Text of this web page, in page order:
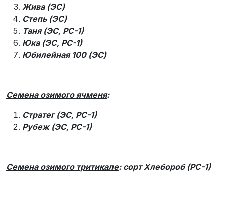
Жива (ЭС)
Степь (ЭС)
Таня (ЭС, РС-1)
Юка (ЭС, РС-1)
Юбилейная 100 (ЭС)
Семена озимого ячменя:
Стратег (ЭС, РС-1)
Рубеж (ЭС, РС-1)
Семена озимого тритикале: сорт Хлебороб (РС-1)